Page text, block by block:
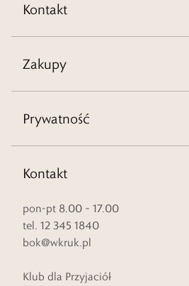
Kontakt
Zakupy
Prywatność
Kontakt
pon-pt 8.00 – 17.00
tel. 12 345 1840
bok@wkruk.pl
Klub dla Przyjaciół